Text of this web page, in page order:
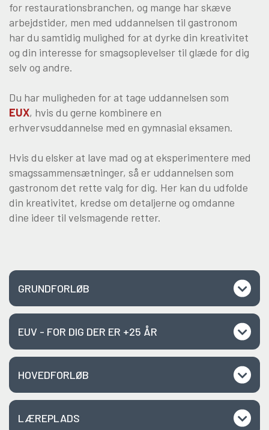
for restaurationsbranchen, og mange har skæve
arbejdstider, men med uddannelsen til gastronom
har du samtidig mulighed for at dyrke din kreativitet
og din interesse for smagsoplevelser til glæde for dig
selv og andre.
Du har muligheden for at tage uddannelsen som
EUX, hvis du gerne kombinere en
erhvervsuddannelse med en gymnasial eksamen.
Hvis du elsker at lave mad og at eksperimentere med
smagssammensætninger, så er uddannelsen som
gastronom det rette valg for dig. Her kan du udfolde
din kreativitet, kredse om detaljerne og omdanne
dine ideer til velsmagende retter.
GRUNDFORLØB
EUV - FOR DIG DER ER +25 ÅR
HOVEDFORLØB
LÆREPLADS